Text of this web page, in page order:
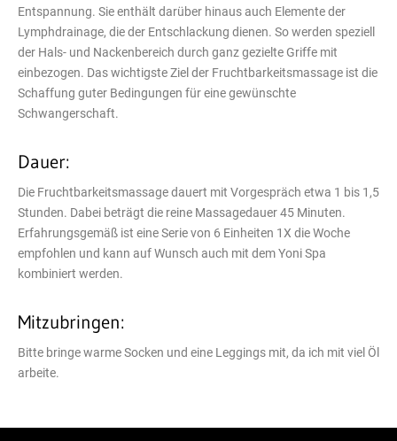
Entspannung. Sie enthält darüber hinaus auch Elemente der
Lymphdrainage, die der Entschlackung dienen. So werden speziell
der Hals- und Nackenbereich durch ganz gezielte Griffe mit
einbezogen. Das wichtigste Ziel der Fruchtbarkeitsmassage ist die
Schaffung guter Bedingungen für eine gewünschte
Schwangerschaft.
Dauer:
Die Fruchtbarkeitsmassage dauert mit Vorgespräch etwa 1 bis 1,5
Stunden. Dabei beträgt die reine Massagedauer 45 Minuten.
Erfahrungsgemäß ist eine Serie von 6 Einheiten 1X die Woche
empfohlen und kann auf Wunsch auch mit dem Yoni Spa
kombiniert werden.
Mitzubringen:
Bitte bringe warme Socken und eine Leggings mit, da ich mit viel Öl
arbeite.